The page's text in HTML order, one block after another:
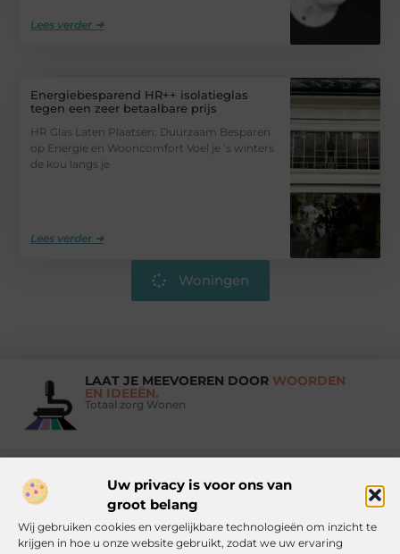
Uw privacy is voor ons van
groot belang
Wij gebruiken cookies en vergelijkbare technologieën om inzicht te
krijgen in hoe u onze website gebruikt, zodat we uw ervaring
Lees verder ➜
Energiebesparend HR++ isolatieglas
tegen een zeer betaalbare prijs
HR Glas Laten Plaatsen: Duurzaam Besparen
op Energie en Wooncomfort Voel je ’s winters
de kou langs je
Lees verder ➜
Woningen
LAAT JE MEEVOEREN DOOR WOORDEN
EN IDEEËN.
Totaal zorg Wonen
Vind Ons Hier :